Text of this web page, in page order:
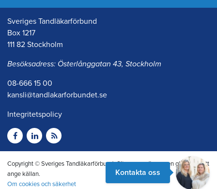
Kontakta oss
Sveriges Tandläkarförbund
Box 1217
111 82 Stockholm
Besöksadress: Österlånggatan 43, Stockholm
08-666 15 00
kansli@tandlakarforbundet.se
Integritetspolicy
Copyright © Sveriges Tandläkarförbund. Citera oss gärna men glöm inte att
ange källan.
Om cookies och säkerhet